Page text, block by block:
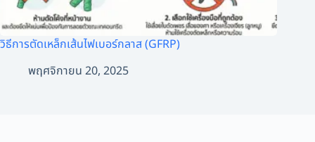
วิธีการตัดเหล็กเส้นไฟเบอร์กลาส (GFRP)
พฤศจิกายน 20, 2025